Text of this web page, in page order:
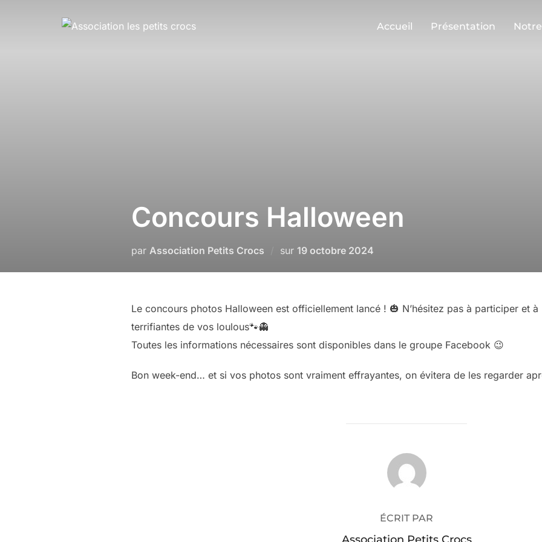
Accueil Présentation
Concours Halloween
par Association Petits Crocs sur Publié
19 octobre 2024
Le concours photos Halloween est officiellement lancé ! 🎃 N’hésitez pas à participer et
terrifiantes de vos loulous🐾👻
Toutes les informations nécessaires sont disponibles dans le groupe Facebook 😉
Bon week-end… et si vos photos sont vraiment effrayantes, on évitera de les regarder
AUTEUR DE LA PUBLICATION
ÉCRIT PAR